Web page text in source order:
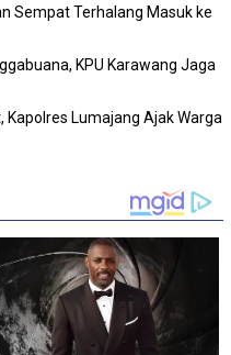
Sempat Terhalang Masuk ke
KPU Karawang Jaga
Lumajang Ajak Warga